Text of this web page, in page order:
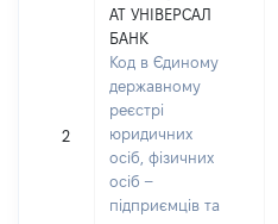
2
АТ УНІВЕРСАЛ
БАНК
Код в Єдиному
державному
реєстрі
юридичних
осіб, фізичних
осіб –
підприємців та